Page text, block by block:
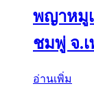
พญาหมู
ชมพู่ จ.
อ่านเพิ่ม